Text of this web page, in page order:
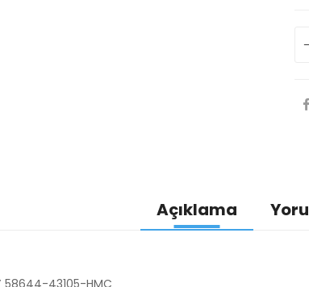
Açıklama